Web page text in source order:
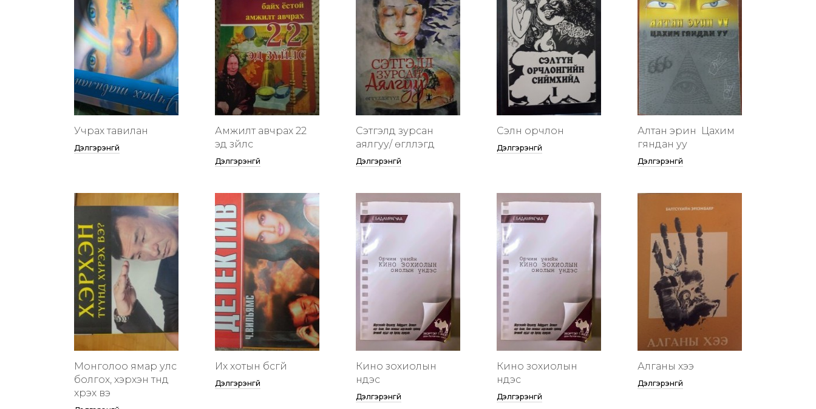
Учрах тавилан
Дэлгэрэнгүй
Амжилт авчрах 22
эд зүйлс
Дэлгэрэнгүй
Сэтгэлд зурсан
аялгуу/ өгүүллэгүүд
Дэлгэрэнгүй
Сэлүүн орчлон
Дэлгэрэнгүй
Алтан эрин үү Цахим
гяндан уу
Дэлгэрэнгүй
Монголоо ямар улс
болгох, хэрхэн түүнд
хүрэх вэ
Их хотын бүсгүй
Дэлгэрэнгүй
Кино зохиолын
үндэс
Дэлгэрэнгүй
Кино зохиолын
үндэс
Дэлгэрэнгүй
Алганы хээ
Дэлгэрэнгүй